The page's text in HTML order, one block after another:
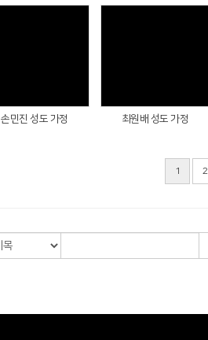
손민진 성도 가정 최원배 성도 가정
1 2